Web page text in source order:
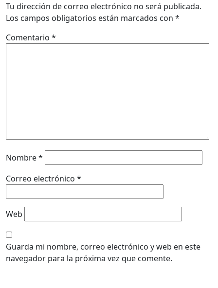
Tu dirección de correo electrónico no será publicada.
Los campos obligatorios están marcados con *
Comentario *
Nombre*
Correo electrónico *
Web
Guarda mi nombre, correo electrónico y web en este
navegador para la próxima vez que comente.